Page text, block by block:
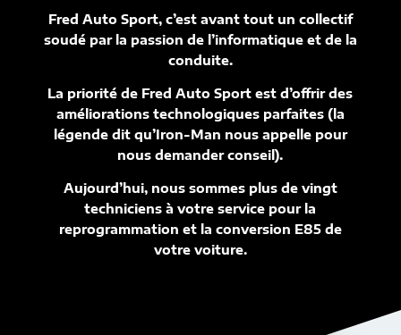
Fred Auto Sport, c’est avant tout un collectif
soudé par la passion de l’informatique et de la
conduite.
La priorité de Fred Auto Sport est d’offrir des
améliorations technologiques parfaites (la
légende dit qu’Iron-Man nous appelle pour
nous demander conseil).
Aujourd’hui, nous sommes plus de vingt
techniciens à votre service pour la
reprogrammation et la conversion E85 de
votre voiture.